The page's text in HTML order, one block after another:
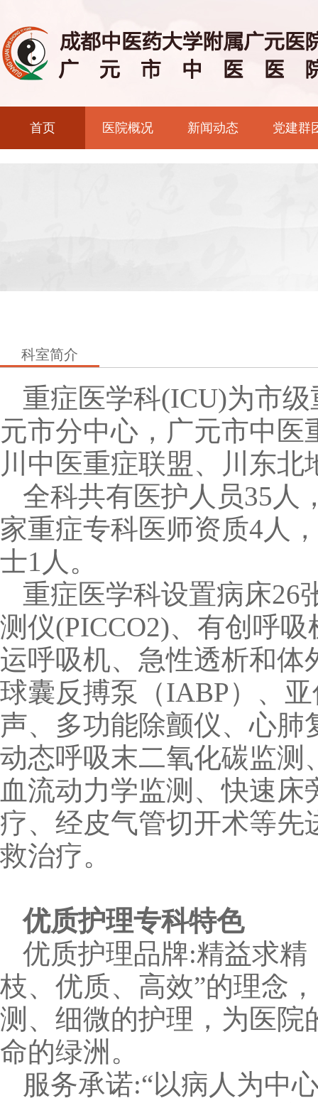
首页 医院概况 新闻动态 党建群
科室简介
重症医学科(ICU)为市
元市分中心，广元市中
川中医重症联盟、川东
全科共有医护人员35人
家重症专科医师资质4人
士1人。
重症医学科设置病床26
测仪(PICCO2)、有创呼
运呼吸机、急性透析和体
球囊反搏泵（IABP）、
声、多功能除颤仪、心
动态呼吸末二氧化碳监测
血流动力学监测、快速
疗、经皮气管切开术等先
救治疗。
优质护理专科特色
优质护理品牌:精益求
枝、优质、高效”的理念
测、细微的护理，为医院
命的绿洲。
服务承诺:“以病人为中